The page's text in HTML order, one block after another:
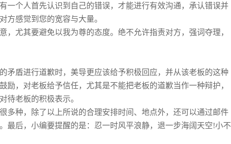
一个人首先认识到自己的错误，才能进行有效沟通，承认错误并
方感觉到您的宽容与大量。
，尤其要避免以我为尊的态度。绝不允许指责对方，强词夺理，
矛盾进行道歉时，美导更应该给予积极回应，并从该老板的这种
励，对老板给予信任，尤其是不能把老板的道歉当作一种辩护，
待老板的积极表示。
多种，除了以上所说的合理安排时间、地点外，还可以通过邮件
最后，小编要提醒的是：忍一时风平浪静，退一步海阔天空!小不